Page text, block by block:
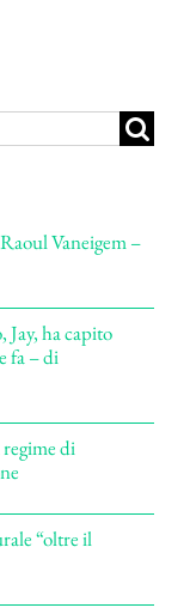
Vaneigem –
Jay, ha capito
fa – di
di
“oltre il